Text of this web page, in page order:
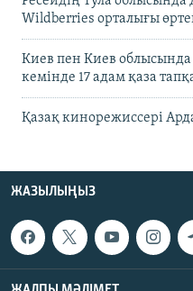
Wildberries орталығы
Киев пен Киев
кемінде 17 адам қаза
Қазақ кинорежиссері
ЖАЗЫЛЫҢЫЗ